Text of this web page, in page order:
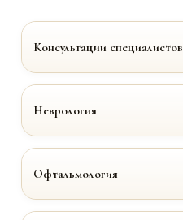
Консультации специалистов
Неврология
Офтальмология